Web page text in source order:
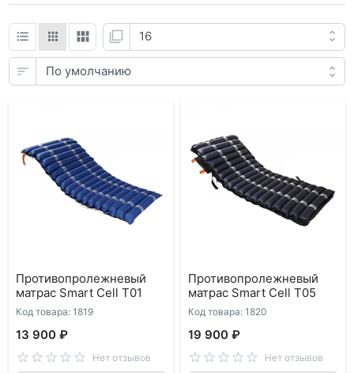
Противопролежневый
матрас Smart Cell T01
Код товара: 1819
13 900 ₽
Нет отзывов
Противопролежневый
матрас Smart Cell T05
Код товара: 1820
19 900 ₽
Нет отзывов